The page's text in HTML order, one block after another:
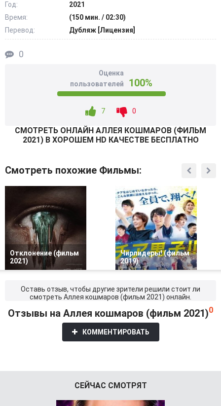
медиум. Наглый злоумышленник даже стал звездой
модного ночного клуба, где зачастую собирались
влиятельные и обеспеченные магнаты и чиновники. Во
встретил таинственную девушку Лилит Риттер, которая
Сначала коварная дама попыталась разоблачить
Карлайла, но вскоре согласилась помогать преступнику.
Год:
2021
Время:
(150 мин. / 02:30)
Перевод:
Дубляж [Лицензия]
0
Оценка
пользователей
100%
7 0
СМОТРEТЬ ОНЛАЙН АЛЛЕЯ КОШМАРОВ (ФИЛЬМ
2021) В ХОРОШЕМ HD КАЧЕСТВЕ БЕСПЛАТНО
Смотреть похожие Фильмы:
Отклонение (фильм
2021)
Чирлидеры! (фильм
2019)
Оставь отзыв, чтобы другие зрители решили стоит ли
смотреть Аллея кошмаров (фильм 2021) онлайн.
Отзывы на Аллея кошмаров (фильм 2021)0
КОММЕНТИРОВАТЬ
СЕЙЧАС СМОТРЯТ